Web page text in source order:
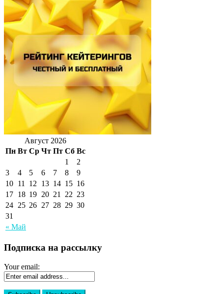
Август 2026
Пн Вт Ср Чт Пт Сб Вс
« Май
1
2
3
4 5 6 7 8
9
10 11 12 13 14 15 16
17 18 19 20 21 22 23
24 25 26 27 28 29 30
31
Подписка на рассылку
Your email: